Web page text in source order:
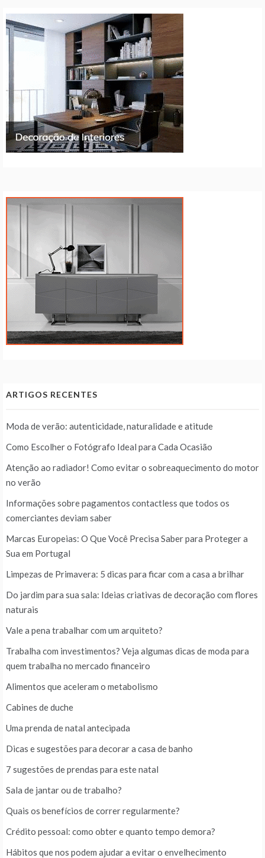
ARTIGOS RECENTES
Moda de verão: autenticidade, naturalidade e atitude
Como Escolher o Fotógrafo Ideal para Cada Ocasião
Atenção ao radiador! Como evitar o sobreaquecimento do motor
no verão
Informações sobre pagamentos contactless que todos os
comerciantes deviam saber
Marcas Europeias: O Que Você Precisa Saber para Proteger a
Sua em Portugal
Limpezas de Primavera: 5 dicas para ficar com a casa a brilhar
Do jardim para sua sala: Ideias criativas de decoração com flores
naturais
Vale a pena trabalhar com um arquiteto?
Trabalha com investimentos? Veja algumas dicas de moda para
quem trabalha no mercado financeiro
Alimentos que aceleram o metabolismo
Cabines de duche
Uma prenda de natal antecipada
Dicas e sugestões para decorar a casa de banho
7 sugestões de prendas para este natal
Sala de jantar ou de trabalho?
Quais os benefícios de correr regularmente?
Crédito pessoal: como obter e quanto tempo demora?
Hábitos que nos podem ajudar a evitar o envelhecimento